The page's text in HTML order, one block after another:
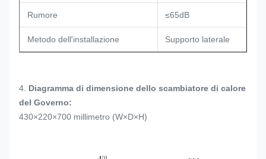
Rumore ≤65dB
Metodo dell'installazione Supporto laterale
4. Diagramma di dimensione dello scambiatore di calore
del Governo:
430×220×700 millimetro (W×D×H)